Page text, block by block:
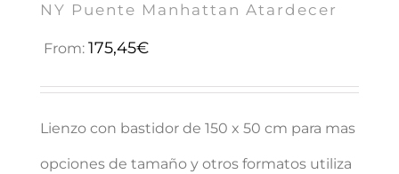
NY Puente Manhattan Atardecer
From: 175,45€
Lienzo con bastidor de 150 x 50 cm para mas
opciones de tamaño y otros formatos utiliza